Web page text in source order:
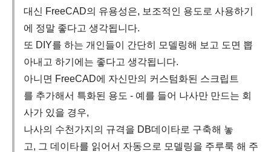
대신 FreeCAD의 유용성은, 보조적인 용도로 사용하기
에 정말 좋다고 생각됩니다.
또 DIY를 하는 개인들이 간단히 모델링해 보고 도면 뽑
아내고 하기에는 좋다고 생각됩니다.
아니면 FreeCAD에 자신만의 커스텀화된 스크립트
를 추가해서 특화된 용도 - 예를 들어 나사만 만드는 회
사가 있을 경우,
나사의 수천가지의 규격을 DB데이타로 구축해 놓
고, 그 데이타를 읽어서 자동으로 모델링을 주루룩 해 주